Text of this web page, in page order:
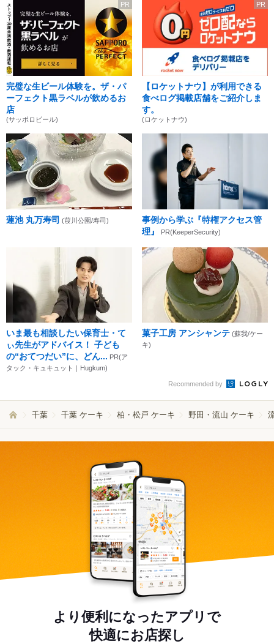
PR
完璧な生ビール体験を。ザ・パ
ーフェクト黒ラベルが飲めるお
店
(サッポロビール)
PR
【ロケットナウ】が利用できる
食べログ掲載店舗をご紹介しま
す。
(ロケットナウ)
蓮池 丸万寿司 (葭川公園/寿司)
事例から学ぶ『特権アクセス管
理』
PR(KeeperSecurity)
いま最も相談したい保育士・て
ぃ先生がアドバイス！ 子ども
の“おてつだい”に、どん... PR(ア
タック・キュキュット｜Hugkum)
菓子工房 アンシャンテ (蘇我/ケー
キ)
Recommended by
千葉 千葉 ケーキ 柏・松戸 ケーキ 野田・流山 ケーキ
より便利になったアプリで
快適にお店探し